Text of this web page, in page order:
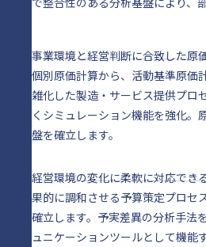
事業環境と経営判断に合致した原
個別原価計算から、活動基準原価
雑化した製造・サービス提供プロ
くシミュレーション機能を強化
盤を確立します。
経営環境の変化に柔軟に対応でき
果的に調和させる予算策定プロセ
確立します。予実差異の分析手法
ュニケーションツールとして機能